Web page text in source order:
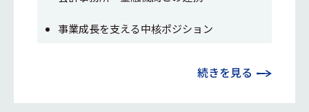
事業成長を支える中核ポジション
続きを見る